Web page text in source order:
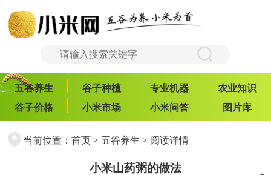
五谷养生 谷子种植 专业机器
农业知识
谷子价格
小米市场 小米问答 图片库
当前位置： 首页> 五谷养生 > 阅读详情
小米山药粥的做法